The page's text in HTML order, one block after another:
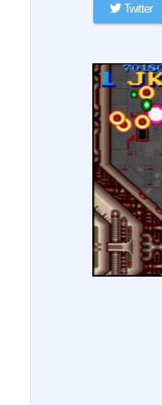
Twitter